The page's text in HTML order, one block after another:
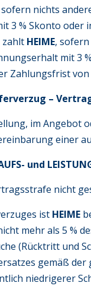
nichts
3 % Skonto
zahlt HEIME,
mit 3
Zahlungsfrist von
–
im Angebot
einer
und
nicht
ist HEIME
mehr als 5 %
(Rücktritt und
gemäß
niedrigerer